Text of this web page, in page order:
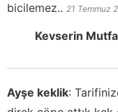
bicilemez.. 21 Temmuz
Kevserin
Ayşe keklik: